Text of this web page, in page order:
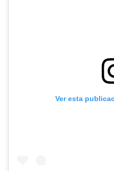
Ver esta